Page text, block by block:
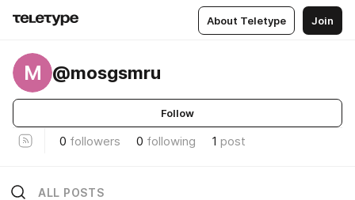
About Teletype Join
M @mosgsmru
Follow
0 followers 0 following 1 post
ALL POSTS